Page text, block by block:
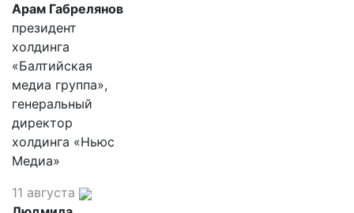
Арам Габрелянов
президент
холдинга
«Балтийская
медиа группа»,
генеральный
директор
холдинга «Ньюс
Медиа»
11 августа